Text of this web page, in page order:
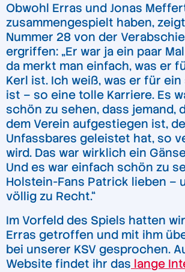
Obwohl Erras und Jonas
zusammengespielt haben,
Nummer 28 von der
ergriffen: „Er war ja ein paar
da merkt man einfach, was er
Kerl ist. Ich weiß, was er für
ist – so eine tolle Karriere. Es
schön zu sehen, dass jemand,
dem Verein aufgestiegen ist,
Unfassbares geleistet hat, so
wird. Das war wirklich ein
Und es war einfach schön zu
Holstein-Fans Patrick lieben –
völlig zu Recht.“
Im Vorfeld des Spiels hatten
Erras getroffen und mit ihm
bei unserer KSV gesprochen.
Website findet ihr das lange